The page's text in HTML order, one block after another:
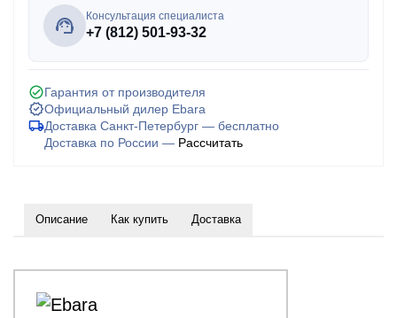
Консультация специалиста
+7 (812) 501-93-32
Гарантия от производителя
Официальный дилер Ebara
Доставка Санкт-Петербург — бесплатно
Доставка по России — Рассчитать
Описание Как купить Доставка